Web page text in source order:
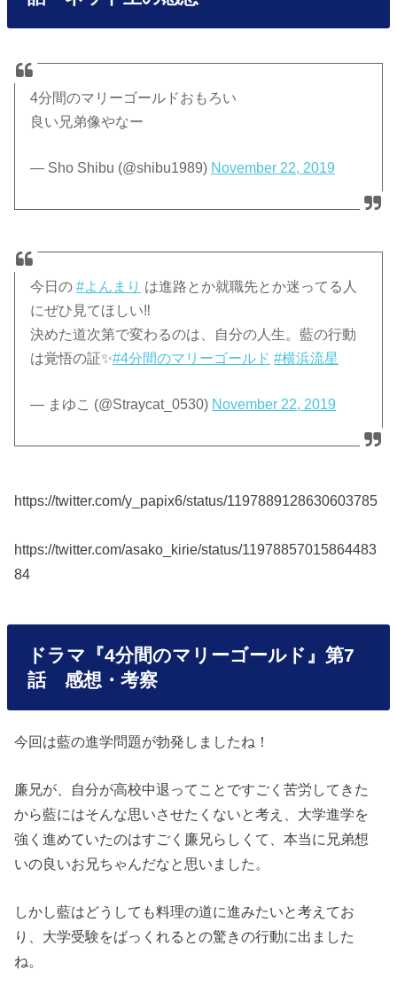
4分間のマリーゴールドおもろい
良い兄弟像やなー
— Sho Shibu (@shibu1989) November 22, 2019
今日の#よんまり は進路とか就職先とか迷ってる人
にぜひ見てほしい‼️
決めた道次第で変わるのは、自分の人生。藍の行動
は覚悟の証✨#4分間のマリーゴールド #横浜流星
— まゆこ (@Straycat_0530) November 22, 2019
https://twitter.com/y_papix6/status/1197889128630603785
https://twitter.com/asako_kirie/status/11978857015864483
84
ドラマ『4分間のマリーゴールド』第7
話 感想・考察
今回は藍の進学問題が勃発しましたね！
廉兄が、自分が高校中退ってことですごく苦労してきた
から藍にはそんな思いさせたくないと考え、大学進学を
強く進めていたのはすごく廉兄らしくて、本当に兄弟想
いの良いお兄ちゃんだなと思いました。
しかし藍はどうしても料理の道に進みたいと考えてお
り、大学受験をばっくれるとの驚きの行動に出ました
ね。